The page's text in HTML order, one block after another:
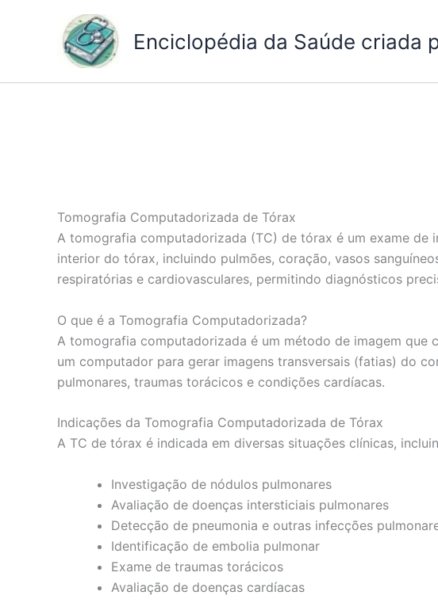
Enciclopédia da Saúde criada
Tomografia Computadorizada de Tórax
A tomografia computadorizada (TC) de tórax é um exame de
interior do tórax, incluindo pulmões, coração, vasos
respiratórias e cardiovasculares, permitindo diagnósticos
O que é a Tomografia Computadorizada?
A tomografia computadorizada é um método de imagem que
um computador para gerar imagens transversais (fatias) do
pulmonares, traumas torácicos e condições cardíacas.
Indicações da Tomografia Computadorizada de Tórax
A TC de tórax é indicada em diversas situações clínicas,
Investigação de nódulos pulmonares
Avaliação de doenças intersticiais pulmonares
Detecção de pneumonia e outras infecções
Identificação de embolia pulmonar
Exame de traumas torácicos
Avaliação de doenças cardíacas